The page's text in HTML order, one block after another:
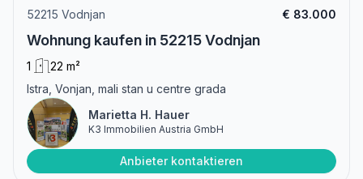
52215 Vodnjan € 83.000
Wohnung kaufen in 52215 Vodnjan
1
22 m²
Istra, Vonjan, mali stan u centre grada
Marietta H. Hauer
K3 Immobilien Austria GmbH
Anbieter kontaktieren